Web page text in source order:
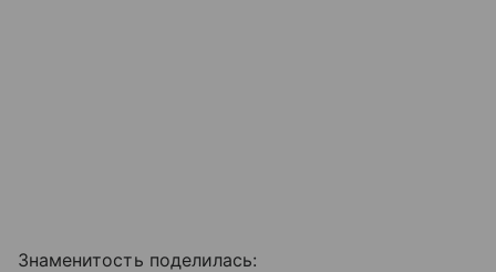
Знаменитость поделилась: